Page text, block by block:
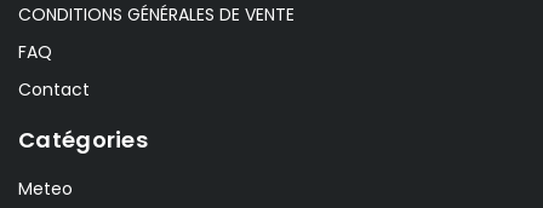
CONDITIONS GÉNÉRALES DE VENTE
FAQ
Contact
Catégories
Meteo